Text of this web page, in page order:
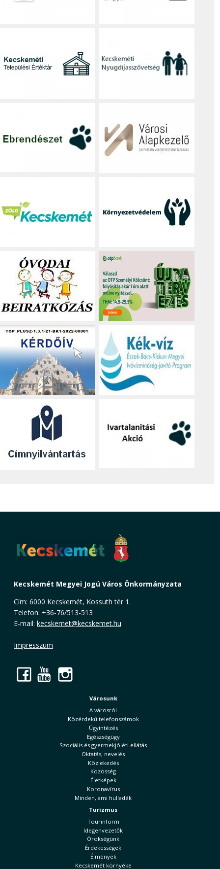
Kecskemét Megyei Jogú Város Önkormányzata
Cím: 6000 Kecskemét, Kossuth tér 1.
Telefon: +36-76/513-513
E-mail: kecskemet@kecskemet.hu
Impresszum
Facebook
YouTube
Városunk
A városról
Közérdekű telefonszámok
Ügyintézés
Egészségügy
Szociális és gyermekjóléti ellátás
Oktatás, nevelés
Közlekedés
Közösség
Életképek
Koronavírus
Minden, ami hulladék
Turizmus
Tourinform
Idegenvezetők
Örökségünk
Érdekességek
Élmények
Kecskemét környéke